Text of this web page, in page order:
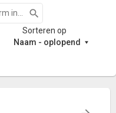
Sorteren op
Naam - oplopend